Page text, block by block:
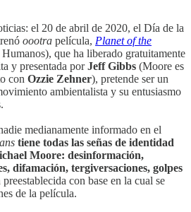
el 20 de abril de 2020, el Día de la
oootra película, Planet of the
que ha liberado gratuitamente
y presentada porJeff Gibbs (Moore es
con Ozzie Zehner), pretende ser un
ambientalista y su entusiasmo
medianamente informado en el
tiene todas las señas de identidad
Moore: desinformación,
difamación, tergiversaciones, golpes
con base en la cual se
de la película.